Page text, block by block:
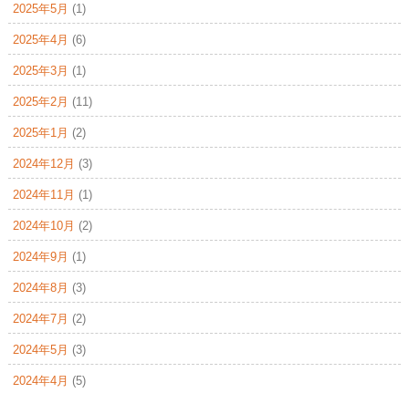
2025年5月 (1)
2025年4月 (6)
2025年3月 (1)
2025年2月 (11)
2025年1月 (2)
2024年12月 (3)
2024年11月 (1)
2024年10月 (2)
2024年9月 (1)
2024年8月 (3)
2024年7月 (2)
2024年5月 (3)
2024年4月 (5)